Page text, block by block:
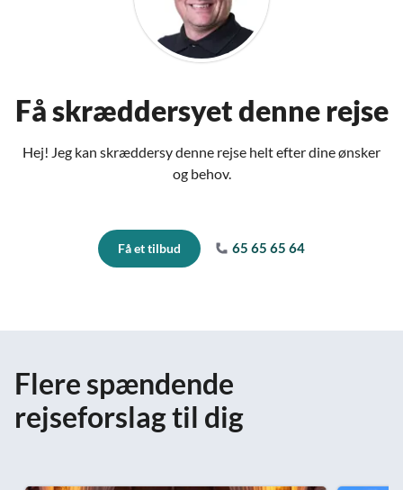
Få skræddersyet denne rejse
Hej! Jeg kan skræddersy denne rejse helt efter dine ønsker
og behov.
Få et tilbud 65 65 65 64
Flere spændende
rejseforslag til dig